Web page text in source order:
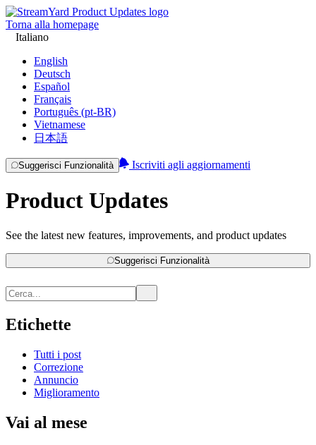
Torna alla homepage
Italiano
English
Deutsch
Español
Français
Português (pt-BR)
Vietnamese
日本語
Suggerisci Funzionalità Iscriviti agli aggiornamenti
Product Updates
See the latest new features, improvements, and product updates
Suggerisci Funzionalità
Etichette
Tutti i post
Correzione
Annuncio
Miglioramento
Vai al mese